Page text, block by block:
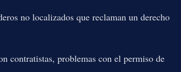
no localizados que reclaman un derecho
contratistas, problemas con el permiso de